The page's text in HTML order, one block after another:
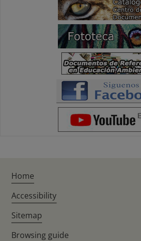
Home
Accessibility
Sitemap
Browsing guide